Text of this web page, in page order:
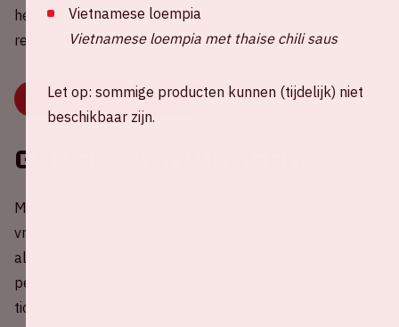
heerlijk diner in de Johan Cruijff ArenA in een van onze
restaurants.
LEES MEER EN RESERVEER
Groepsaanvragen
Met jouw collega's, voetbalteam, hele familie of
vriendengroep naar Nederland - Litouwen? Dat kan! Voor
alle informatie omtrent groepsaanvragen van 10 tot 70
personen helpen we je graag via e-mail:
ticketing@johancruijffarena.nl.
Vietnamese loempia
Vietnamese loempia met thaise chili saus
Let op: sommige producten kunnen (tijdelijk) niet
beschikbaar zijn.